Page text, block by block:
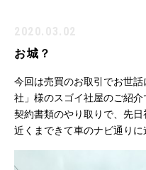
お城？
今回は売買のお取引でお世
社」様のスゴイ社屋のご紹介
契約書類のやり取りで、先日
近くまできて車のナビ通りに